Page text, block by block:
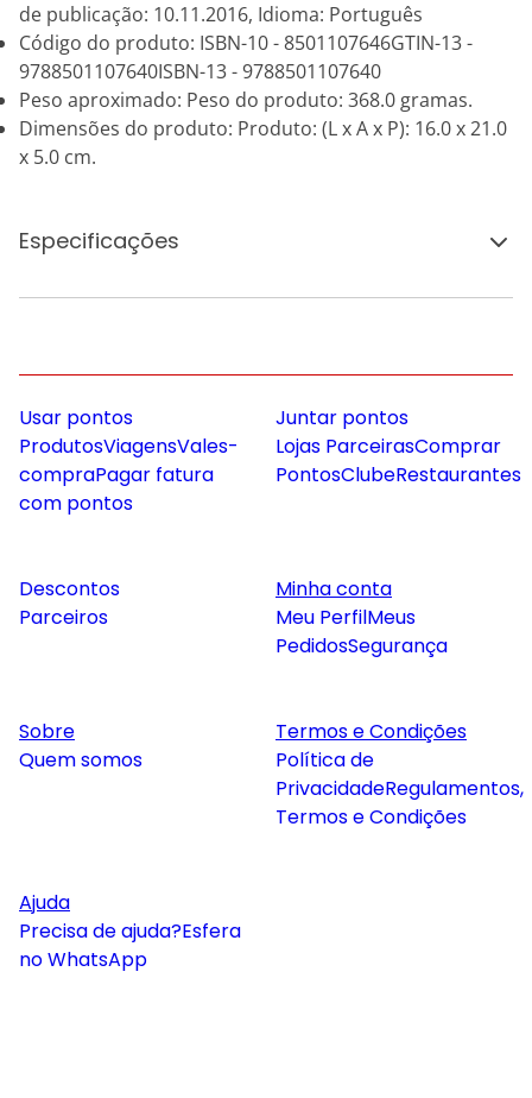
de publicação: 10.11.2016, Idioma: Português
Código do produto: ISBN-10 - 8501107646GTIN-13 -
9788501107640ISBN-13 - 9788501107640
Peso aproximado: Peso do produto: 368.0 gramas.
Dimensões do produto: Produto: (L x A x P): 16.0 x 21.0
x 5.0 cm.
Especificações
Usar pontos
ProdutosViagensVales-
compraPagar fatura
com pontos
Juntar pontos
Lojas ParceirasComprar
PontosClubeRestaurantes
Descontos
Parceiros
Minha conta
Meu PerfilMeus
PedidosSegurança
Sobre
Quem somos
Termos e Condições
Política de
PrivacidadeRegulamentos,
Termos e Condições
Ajuda
Precisa de ajuda?Esfera
no WhatsApp